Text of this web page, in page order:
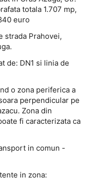
totala 1.707 mp,
euro
strada Prahovei,
de: DN1 si linia de
o zona periferica a
perpendicular pe
Zona din
fi caracterizata ca
in comun -
in zona: